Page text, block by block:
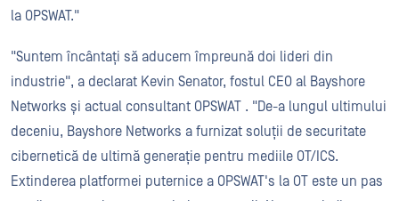
la OPSWAT."
"Suntem încântați să aducem împreună doi lideri din
industrie", a declarat Kevin Senator, fostul CEO al Bayshore
Networks și actual consultant OPSWAT . "De-a lungul ultimului
deceniu, Bayshore Networks a furnizat soluții de securitate
cibernetică de ultimă generație pentru mediile OT/ICS.
Extinderea platformei puternice a OPSWAT's la OT este un pas